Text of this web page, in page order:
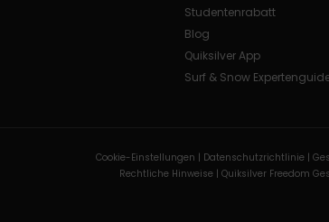
Studentenrabatt
Blog
Quiksilver App
Surf & Snow
Cookie-Einstellungen | Datenschutzrichtlinie |
Rechtliche Hinweise | Quiksilver Freedom